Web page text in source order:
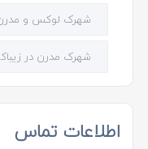
شهرک لوکس و مدرن
شهرک مدرن در
اطلاعات تماس